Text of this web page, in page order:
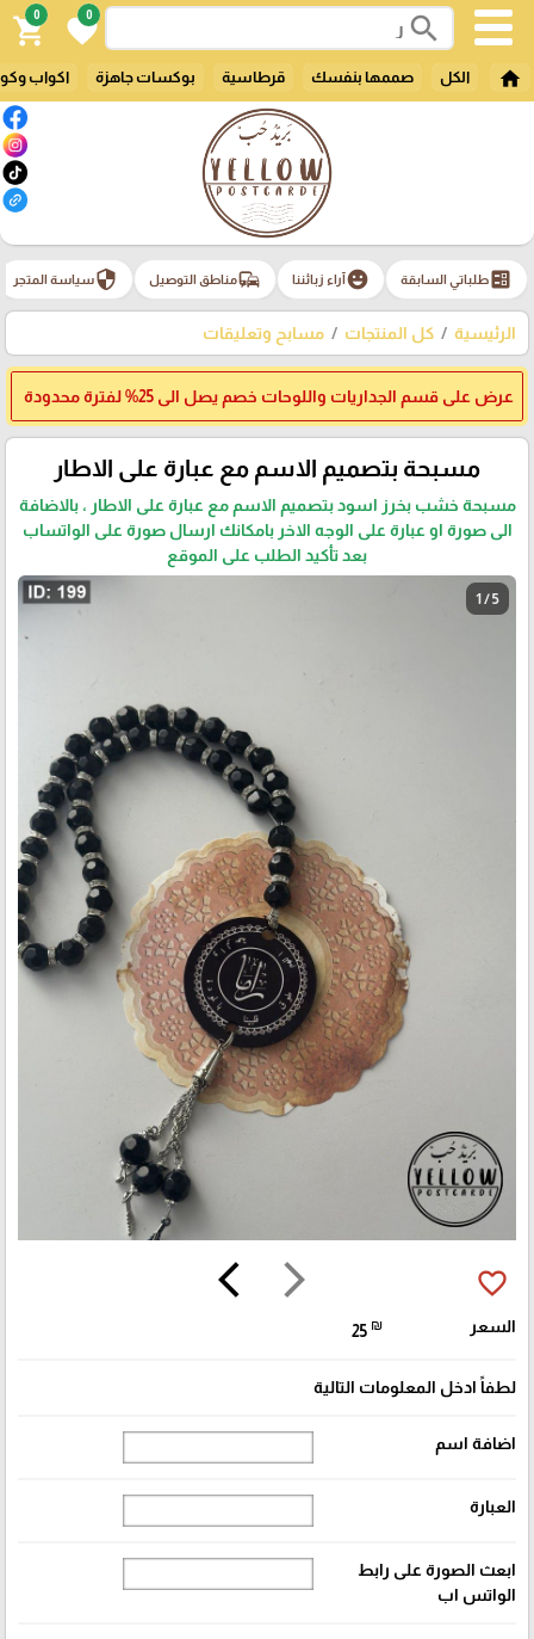
search
0
favorite
0
shopping_cart
home الكل صممها بنفسك قرطاسية بوكسات جاهزة اكواب
ballotطلباتي السابقة emoji_emotionsآراء زبائننا commuteمناطق التوصيل securityسياسة المتجر
الرئيسية كل المنتجات مسابح وتعليقات
عرض على قسم الجداريات واللوحات خصم يصل الى 25% لفترة محدودة
مسبحة بتصميم الاسم مع عبارة على الاطار
مسبحة خشب بخرز اسود بتصميم الاسم مع عبارة على الاطار ، بالاضافة
الى صورة او عبارة على الوجه الاخر بامكانك ارسال صورة على الواتساب
بعد تأكيد الطلب على الموقع
1 / 5
arrow_forward_ios
arrow_back_ios favorite_border
السعر 25 ₪
لطفاً ادخل المعلومات التالية
اضافة اسم
العبارة
ابعث الصورة على رابط
الواتس اب